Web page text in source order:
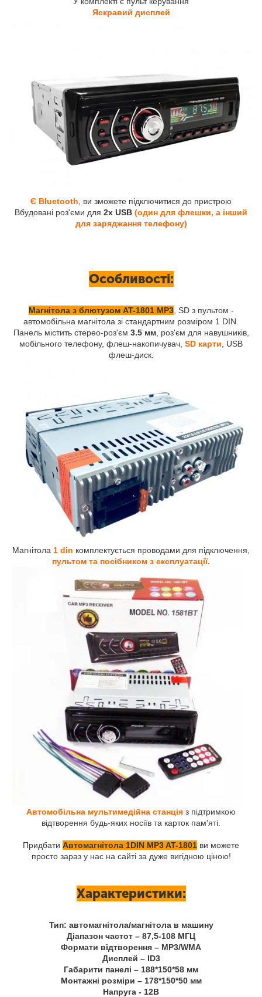
Яскравий дисплей
Є Bluetooth , ви зможете підключитися до пристрою
Вбудовані роз'єми для 2х USB (один для флешки, а інший
для заряджання телефону)
Особливості:
Магнітола з блютузом AT-1801 MP3, SD з пультом -
автомобільна магнітола зі стандартним розміром 1 DIN.
Панель містить стерео-роз'єм 3.5 мм, роз'єм для навушників,
мобільного телефону, флеш-накопичувач, SD карти , USB
флеш-диск.
Магнітола 1 din комплектується проводами для підключення,
пультом та посібником з експлуатації.
Автомобільна мультимедійна станція з підтримкою
відтворення будь-яких носіїв та карток пам'яті.
Придбати Автомагнітола 1DIN MP3 AT-1801 ви можете
просто зараз у нас на сайті за дуже вигідною ціною!
Характеристики:
Тип: автомагнітола/магнітола в машину
Діапазон частот – 87,5-108 МГЦ
Формати відтворення – MP3/WMA
Дисплей – ID3
Габарити панелі – 188*150*58 мм
Монтажні розміри – 178*150*50 мм
Напруга - 12В